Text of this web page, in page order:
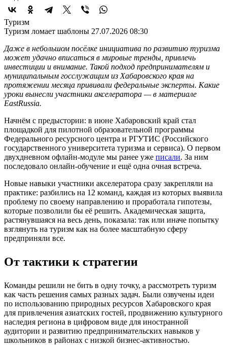
Туризм
Туризм ломает шаблоны 27.07.2026 08:30
Даже в небольшом посёлке инициатива по развитию туризма
может удачно вписаться в мировые тренды, привлечь
инвестиции и внимание. Такой подход предпринимателям и
муниципальным госслужащим из Хабаровского края на
протяжении месяца прививали федеральные эксперты. Какие
уроки вынесли участники акселератора — в материале
EastRussia.
Начнём с предыстории: в июне Хабаровский край стал
площадкой для пилотной образовательной программы
Федерального ресурсного центра и РГУТИС (Российского
государственного университета туризма и сервиса). О первом
двухдневном офлайн-модуле мы ранее уже писали. За ним
последовало онлайн-обучение и ещё одна очная встреча.
Новые навыки участники акселератора сразу закрепляли на
практике: разбились на 12 команд, каждая из которых выявила
проблему по своему направлению и проработала гипотезы,
которые позволили бы её решить. Академическая защита,
растянувшаяся на весь день, показала: так или иначе попытку
взглянуть на туризм как на более масштабную сферу
предприняли все.
От тактики к стратегии
Команды решили не бить в одну точку, а рассмотреть туризм
как часть решения самых разных задач. Были озвучены идеи
по использованию природных ресурсов Хабаровского края
для привлечения азиатских гостей, продвижению культурного
наследия региона в цифровом виде для иностранной
аудитории и развитию предпринимательских навыков у
школьников в районах с низкой бизнес-активностью.